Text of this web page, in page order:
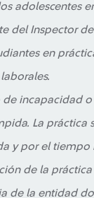
adolescentes
del Inspector
en
de incapacidad
La práctica
y por el tiempo
de la
de la entidad